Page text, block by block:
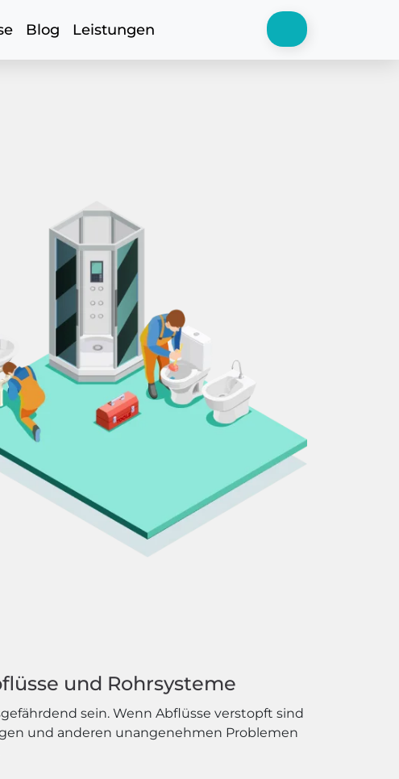
Blog Leistungen
und Rohrsysteme
sein. Wenn Abflüsse verstopft sind
und anderen unangenehmen Problemen